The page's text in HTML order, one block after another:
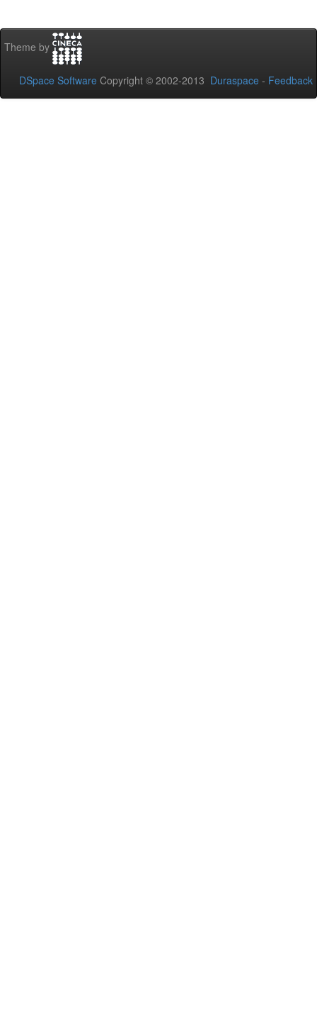
Theme by
DSpace Software Copyright © 2002-2013 Duraspace - Feedback